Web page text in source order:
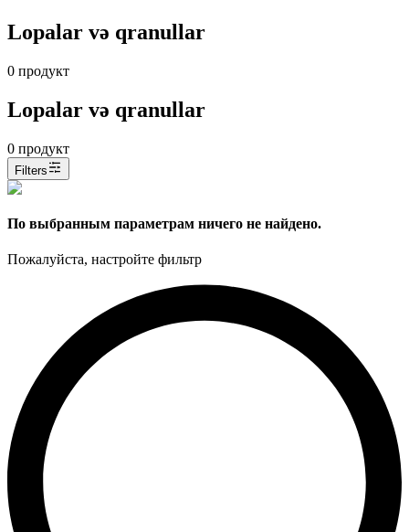
Lopalar və qranullar
0 продукт
Lopalar və qranullar
0 продукт
Filters
По выбранным параметрам ничего не найдено.
Пожалуйста, настройте фильтр